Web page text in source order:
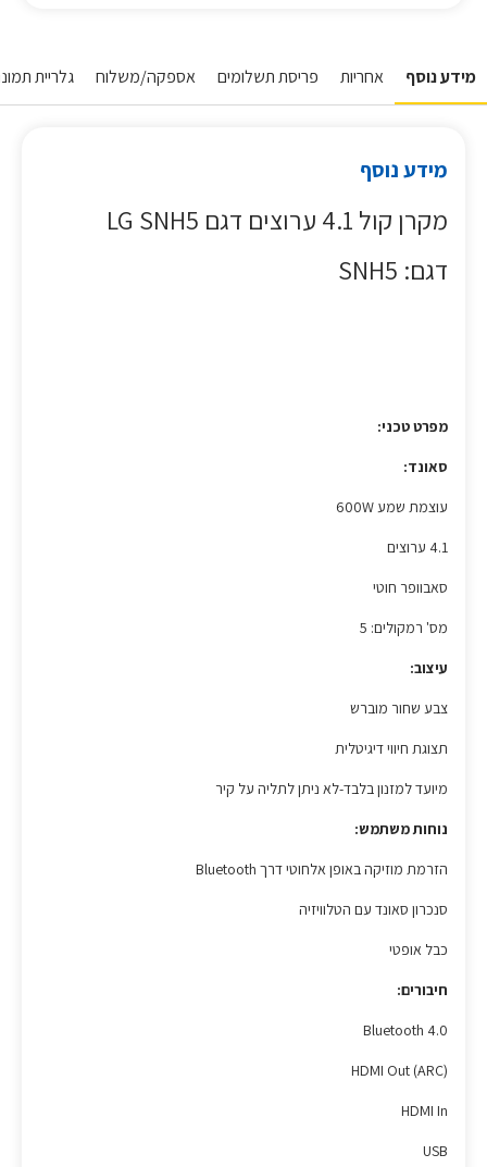
מידע נוסף אחריות פריסת תשלומים אספקה/משלוח גלריית
מידע נוסף
מקרן קול 4.1 ערוצים דגם LG SNH5
דגם: SNH5
מפרט טכני:
סאונד:
עוצמת שמע 600W
4.1 ערוצים
סאבוופר חוטי
מס' רמקולים: 5
עיצוב:
צבע שחור מוברש
תצוגת חיווי דיגיטלית
מיועד למזנון בלבד-לא ניתן לתליה על קיר
נוחות משתמש:
הזרמת מוזיקה באופן אלחוטי דרך Bluetooth
סנכרון סאונד עם הטלוויזיה
כבל אופטי
חיבורים:
Bluetooth 4.0
HDMI Out (ARC)
HDMI In
USB